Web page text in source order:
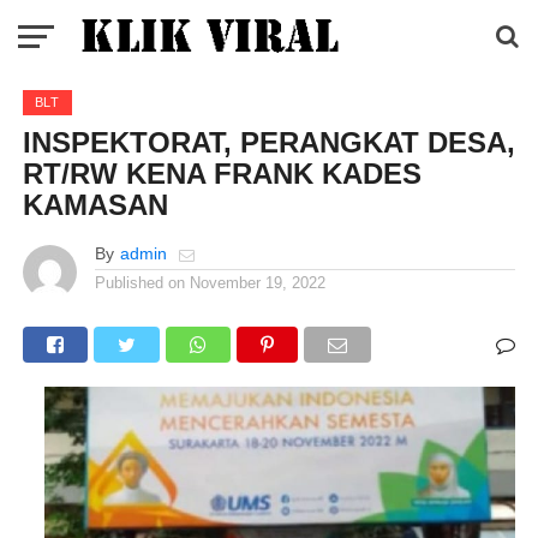
BLT
INSPEKTORAT, PERANGKAT DESA,
RT/RW KENA FRANK KADES
KAMASAN
By admin
Published on November 19, 2022